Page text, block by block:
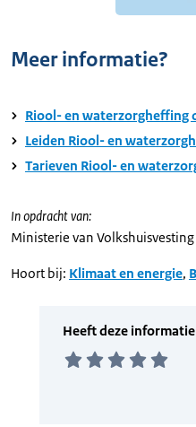
Meer informatie?
Riool- en waterzorgheffing
Leiden Riool- en
Tarieven Riool- en
In opdracht van:
Ministerie van
Hoort bij: Klimaat en energie,